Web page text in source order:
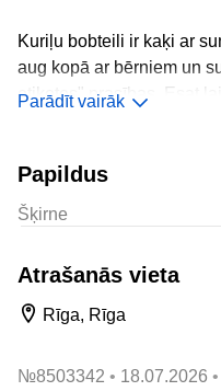
Kuriļu bobteili ir kaķi ar
aug kopā ar bērniem un
etiķetes" prasības. Esat
Vairāk informācijas mājās
Parādīt vairāk
Papildus
Šķirne
Atrašanās vieta
Rīga, Rīga
№8503342 18.07.2026